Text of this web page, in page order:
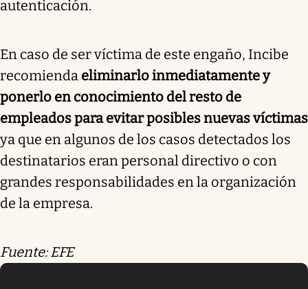
autenticación.
En caso de ser víctima de este engaño, Incibe
recomienda eliminarlo inmediatamente y
ponerlo en conocimiento del resto de
empleados para evitar posibles nuevas víctimas
ya que en algunos de los casos detectados los
destinatarios eran personal directivo o con
grandes responsabilidades en la organización
de la empresa.
Fuente: EFE